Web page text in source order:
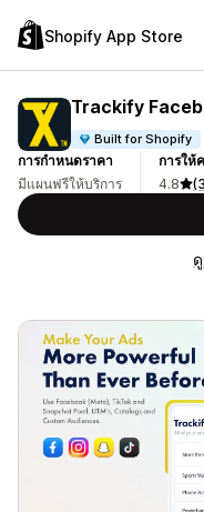
Shopify App Store
Trackify
Built for Shopify
การกำหนดราคา
มีแผนฟรีให้บริการ
การให้
4.8